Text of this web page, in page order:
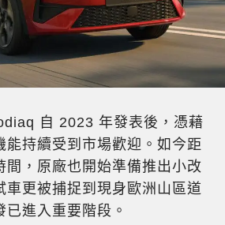
自 2023 年發表後，憑藉
能持續受到市場歡迎。如今距
間，原廠也開始準備推出小改
車更被捕捉到現身歐洲山區道
進入重要階段。